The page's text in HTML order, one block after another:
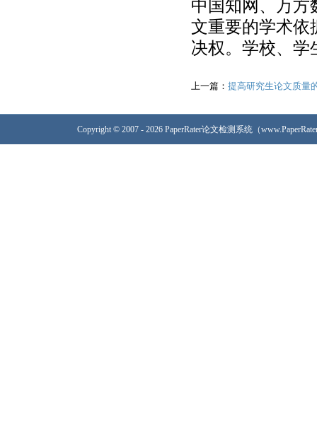
中国知网、万方
文重要的学术依
决权。学校、学
上一篇： 提高研究生论文质量
Copyright © 2007 - 2026 PaperRater论文检测系统（